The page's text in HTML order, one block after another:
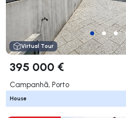
Virtual Tour
395 000 €
Campanhã, Porto
House